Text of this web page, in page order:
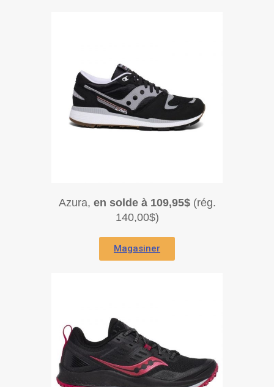
Azura, en solde à 109,95$(rég.
140,00$)
Magasiner